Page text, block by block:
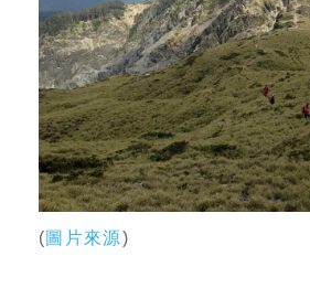
(圖片來源)